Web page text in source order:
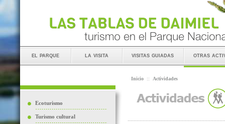
el parque la visita visitas guiadas otras
Ecoturismo
Turismo cultural
Inicio :: Actividades